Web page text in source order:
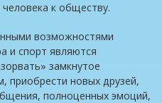
к обществу.
возможностями
и спорт являются
замкнутое
приобрести новых друзей,
полноценных эмоций,